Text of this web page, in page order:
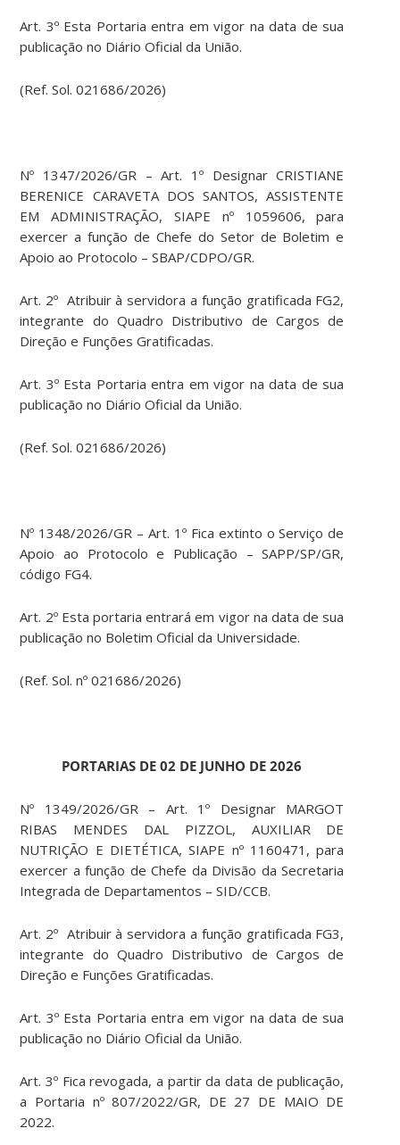
Art. 3º Esta Portaria entra em vigor na data de sua
publicação no Diário Oficial da União.
(Ref. Sol. 021686/2026)
Nº 1347/2026/GR – Art. 1º Designar CRISTIANE
BERENICE CARAVETA DOS SANTOS, ASSISTENTE
EM ADMINISTRAÇÃO, SIAPE nº 1059606, para
exercer a função de Chefe do Setor de Boletim e
Apoio ao Protocolo – SBAP/CDPO/GR.
Art. 2º Atribuir à servidora a função gratificada FG2,
integrante do Quadro Distributivo de Cargos de
Direção e Funções Gratificadas.
Art. 3º Esta Portaria entra em vigor na data de sua
publicação no Diário Oficial da União.
(Ref. Sol. 021686/2026)
Nº 1348/2026/GR – Art. 1º Fica extinto o Serviço de
Apoio ao Protocolo e Publicação – SAPP/SP/GR,
código FG4.
Art. 2º Esta portaria entrará em vigor na data de sua
publicação no Boletim Oficial da Universidade.
(Ref. Sol. nº 021686/2026)
PORTARIAS DE 02 DE JUNHO DE 2026
Nº 1349/2026/GR – Art. 1º Designar MARGOT
RIBAS MENDES DAL PIZZOL, AUXILIAR DE
NUTRIÇÃO E DIETÉTICA, SIAPE nº 1160471, para
exercer a função de Chefe da Divisão da Secretaria
Integrada de Departamentos – SID/CCB.
Art. 2º Atribuir à servidora a função gratificada FG3,
integrante do Quadro Distributivo de Cargos de
Direção e Funções Gratificadas.
Art. 3º Esta Portaria entra em vigor na data de sua
publicação no Diário Oficial da União.
Art. 3º Fica revogada, a partir da data de publicação,
a Portaria nº 807/2022/GR, DE 27 DE MAIO DE
2022.